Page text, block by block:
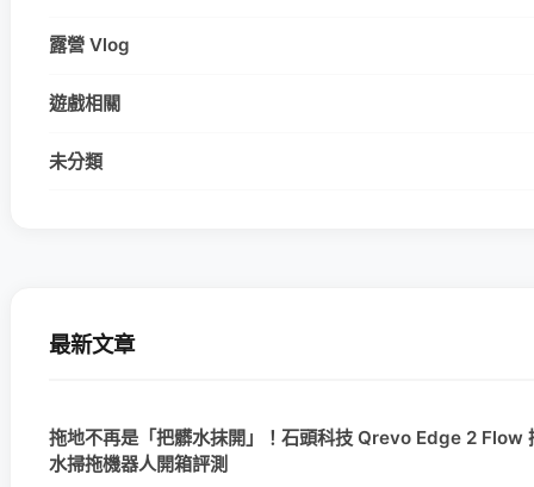
露營 Vlog
遊戲相關
未分類
最新文章
拖地不再是「把髒水抹開」！石頭科技 Qrevo Edge 2 Flow
水掃拖機器人開箱評測